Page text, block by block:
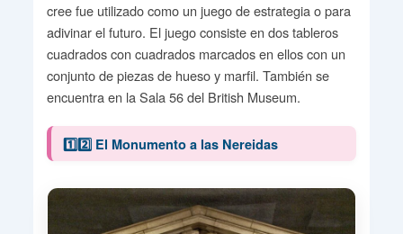
cree fue utilizado como un juego de estrategia o para
adivinar el futuro. El juego consiste en dos tableros
cuadrados con cuadrados marcados en ellos con un
conjunto de piezas de hueso y marfil. También se
encuentra en la Sala 56 del British Museum.
1️⃣2️⃣ El Monumento a las Nereidas